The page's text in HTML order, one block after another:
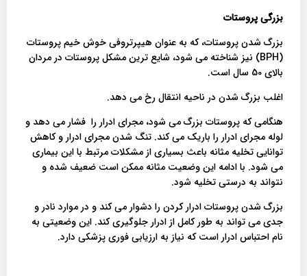
بزرگی پروستات
بزرگ شدن پروستات، که به عنوان هیپرتروفی خوش خیم پروستات
(BPH) نیز شناخته می شود، شایع ترین مشکل پروستات در مردان
بالای 50 سال است.
اغلب بزرگ شدن در ناحیه انتقال رخ می دهد.
هنگامی که پروستات بزرگ می شود، مجرای ادرار را فشار می دهد و
لوله مجرای ادرار را باریک می کند. تنگ شدن مجرای ادرار و کاهش
توانایی تخلیه مثانه باعث بسیاری از مشکلات مرتبط با این بیماری
می شود. با ادامه این وضعیت مثانه ممکن است ضعیف شده و
نتواند به درستی تخلیه شود.
بزرگ شدن پروستات ادرار کردن را دشوار می کند و در موارد نادر و
جدی می تواند به طور کامل از ادرار جلوگیری کند. این وضعیتی به
نام احتباس ادرار است که نیاز به ارزیابی فوری پزشکی دارد.